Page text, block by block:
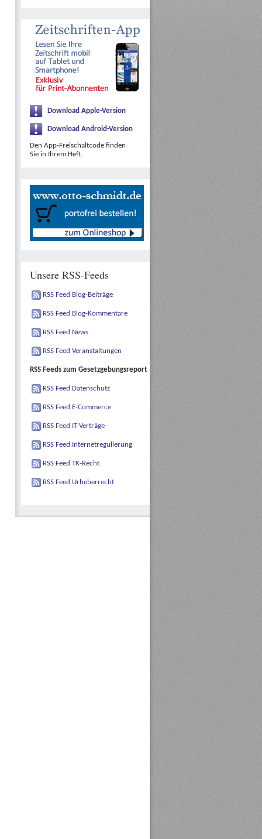
Download Apple-Version
Download Android-Version
Den App-Freischaltcode finden
Sie in Ihrem Heft.
Unsere RSS-Feeds
RSS Feed Blog-Beiträge
RSS Feed Blog-Kommentare
RSS Feed News
RSS Feed Veranstaltungen
RSS Feeds zum Gesetzgebungsreport
RSS Feed Datenschutz
RSS Feed E-Commerce
RSS Feed IT-Verträge
RSS Feed Internetregulierung
RSS Feed TK-Recht
RSS Feed Urheberrecht